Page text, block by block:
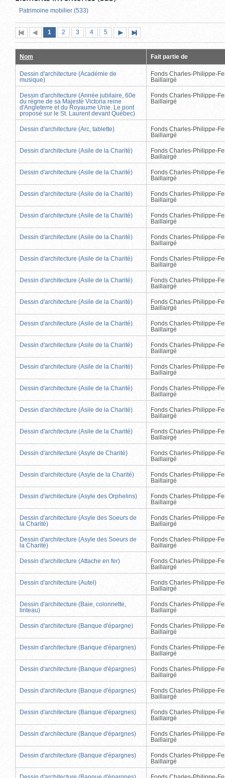
Patrimoine mobilier (533)
Première
page
Page
précédente
Page
1 (page
actuelle)
Page
2 Page
3 Page
4 Page
5
suivante
page
Nom Fait partie de
Dessin d'architecture (Académie de
musique)
Fonds Charles-Philippe-
Baillairgé
Dessin d'architecture (Année jubilaire, 60e
du règne de sa Majesté Victoria reine
d'Angleterre et du Royaume Unie. Le pont
proposé sur le St. Laurent devant Québec)
Fonds Charles-Philippe-
Baillairgé
Dessin d'architecture (Arc, tablette)
Fonds Charles-Philippe-
Baillairgé
Dessin d'architecture (Asile de la Charité)
Fonds Charles-Philippe-
Baillairgé
Dessin d'architecture (Asile de la Charité)
Fonds Charles-Philippe-
Baillairgé
Dessin d'architecture (Asile de la Charité)
Fonds Charles-Philippe-
Baillairgé
Dessin d'architecture (Asile de la Charité)
Fonds Charles-Philippe-
Baillairgé
Dessin d'architecture (Asile de la Charité)
Fonds Charles-Philippe-
Baillairgé
Dessin d'architecture (Asile de la Charité)
Fonds Charles-Philippe-
Baillairgé
Dessin d'architecture (Asile de la Charité)
Fonds Charles-Philippe-
Baillairgé
Dessin d'architecture (Asile de la Charité)
Fonds Charles-Philippe-
Baillairgé
Dessin d'architecture (Asile de la Charité)
Fonds Charles-Philippe-
Baillairgé
Dessin d'architecture (Asile de la Charité)
Fonds Charles-Philippe-
Baillairgé
Dessin d'architecture (Asile de la Charité)
Fonds Charles-Philippe-
Baillairgé
Dessin d'architecture (Asile de la Charité)
Fonds Charles-Philippe-
Baillairgé
Dessin d'architecture (Asile de la Charité)
Fonds Charles-Philippe-
Baillairgé
Dessin d'architecture (Asile de la Charité)
Fonds Charles-Philippe-
Baillairgé
Dessin d'architecture (Asyle de Charité)
Fonds Charles-Philippe-
Baillairgé
Dessin d'architecture (Asyle de la Charité)
Fonds Charles-Philippe-
Baillairgé
Dessin d'architecture (Asyle des Orphelins)
Fonds Charles-Philippe-
Baillairgé
Dessin d'architecture (Asyle des Soeurs de
la Charité)
Fonds Charles-Philippe-
Baillairgé
Dessin d'architecture (Asyle des Soeurs de
la Charité)
Fonds Charles-Philippe-
Baillairgé
Dessin d'architecture (Attache en fer)
Fonds Charles-Philippe-
Baillairgé
Dessin d'architecture (Autel)
Fonds Charles-Philippe-
Baillairgé
Dessin d'architecture (Baie, colonnette,
linteau)
Fonds Charles-Philippe-
Baillairgé
Dessin d'architecture (Banque d'épargne)
Fonds Charles-Philippe-
Baillairgé
Dessin d'architecture (Banque d'épargnes)
Fonds Charles-Philippe-
Baillairgé
Dessin d'architecture (Banque d'épargnes)
Fonds Charles-Philippe-
Baillairgé
Dessin d'architecture (Banque d'épargnes)
Fonds Charles-Philippe-
Baillairgé
Dessin d'architecture (Banque d'épargnes)
Fonds Charles-Philippe-
Baillairgé
Dessin d'architecture (Banque d'épargnes)
Fonds Charles-Philippe-
Baillairgé
Dessin d'architecture (Banque d'épargnes)
Fonds Charles-Philippe-
Baillairgé